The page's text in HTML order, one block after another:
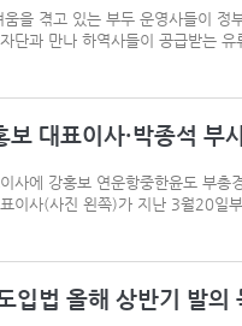
을 겪고 있는 부두 운영사들이
단과 만나 하역사들이 공급받는
대표이사·박종석 부
사에 강홍보 연운항중한윤도 부
이사(사진 왼쪽)가 지난 3월20일
입법 올해 상반기 발의